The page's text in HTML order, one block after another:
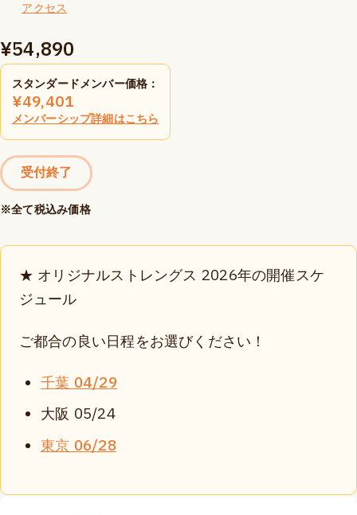
アクセス
¥54,890
スタンダードメンバー価格：
¥49,401
メンバーシップ詳細はこちら
受付終了
※全て税込み価格
★ オリジナルストレングス 2026年の開催スケ
ジュール
ご都合の良い日程をお選びください！
千葉 04/29
大阪 05/24
東京 06/28